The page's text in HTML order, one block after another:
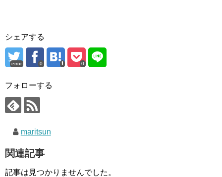
シェアする
error 0 0
フォローする
maritsun
関連記事
記事は見つかりませんでした。